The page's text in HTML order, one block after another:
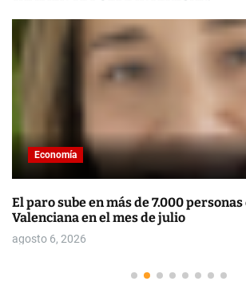
Economía
El paro sube en más de 7.000
Valenciana en el mes de julio
agosto 6, 2026